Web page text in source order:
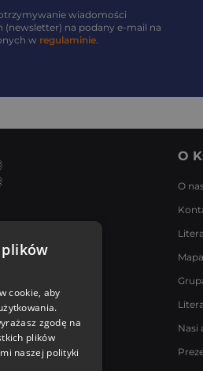
wiadomości
na podany e-mail na
w regulaminie.
O
O
Nasi
cookie, aby
zgodę na
plików
naszej polityki